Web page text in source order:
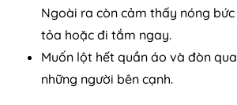
Ngoài ra còn cảm thấy nóng
tỏa hoặc đi tắm ngay.
Muốn lột hết quần áo và đòn
những người bên cạnh.